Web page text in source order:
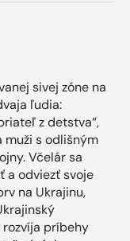
sivej zóne na
ľudia:
z detstva“,
muži s odlišným
Včelár sa
a odviezť svoje
na Ukrajinu,
príbehy